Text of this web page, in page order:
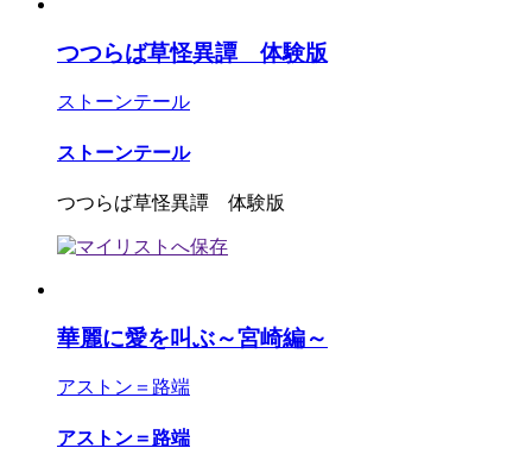
つつらば草怪異譚 体験版
ストーンテール
ストーンテール
つつらば草怪異譚 体験版
華麗に愛を叫ぶ～宮崎編～
アストン＝路端
アストン＝路端